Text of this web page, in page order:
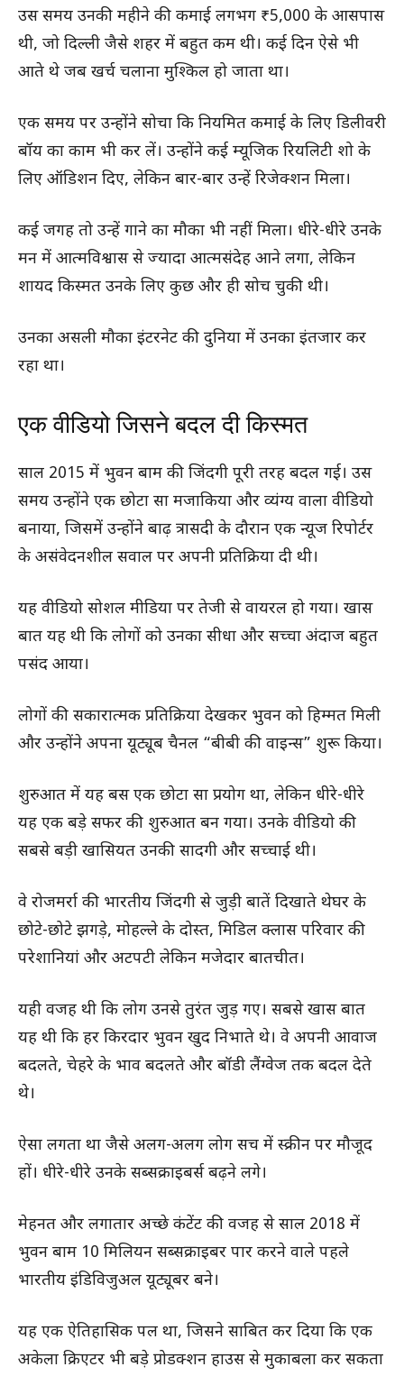
उस समय उनकी महीने की कमाई लगभग ₹5,000 के आसपास
थी, जो दिल्ली जैसे शहर में बहुत कम थी। कई दिन ऐसे भी
आते थे जब खर्च चलाना मुश्किल हो जाता था।
एक समय पर उन्होंने सोचा कि नियमित कमाई के लिए डिलीवरी
बॉय का काम भी कर लें। उन्होंने कई म्यूजिक रियलिटी शो के
लिए ऑडिशन दिए, लेकिन बार-बार उन्हें रिजेक्शन मिला।
कई जगह तो उन्हें गाने का मौका भी नहीं मिला। धीरे-धीरे उनके
मन में आत्मविश्वास से ज्यादा आत्मसंदेह आने लगा, लेकिन
शायद किस्मत उनके लिए कुछ और ही सोच चुकी थी।
उनका असली मौका इंटरनेट की दुनिया में उनका इंतजार कर
रहा था।
एक वीडियो जिसने बदल दी किस्मत
साल 2015 में भुवन बाम की जिंदगी पूरी तरह बदल गई। उस
समय उन्होंने एक छोटा सा मजाकिया और व्यंग्य वाला वीडियो
बनाया, जिसमें उन्होंने बाढ़ त्रासदी के दौरान एक न्यूज रिपोर्टर
के असंवेदनशील सवाल पर अपनी प्रतिक्रिया दी थी।
यह वीडियो सोशल मीडिया पर तेजी से वायरल हो गया। खास
बात यह थी कि लोगों को उनका सीधा और सच्चा अंदाज बहुत
पसंद आया।
लोगों की सकारात्मक प्रतिक्रिया देखकर भुवन को हिम्मत मिली
और उन्होंने अपना यूट्यूब चैनल “बीबी की वाइन्स” शुरू किया।
शुरुआत में यह बस एक छोटा सा प्रयोग था, लेकिन धीरे-धीरे
यह एक बड़े सफर की शुरुआत बन गया। उनके वीडियो की
सबसे बड़ी खासियत उनकी सादगी और सच्चाई थी।
वे रोजमर्रा की भारतीय जिंदगी से जुड़ी बातें दिखाते थेघर के
छोटे-छोटे झगड़े, मोहल्ले के दोस्त, मिडिल क्लास परिवार की
परेशानियां और अटपटी लेकिन मजेदार बातचीत।
यही वजह थी कि लोग उनसे तुरंत जुड़ गए। सबसे खास बात
यह थी कि हर किरदार भुवन खुद निभाते थे। वे अपनी आवाज
बदलते, चेहरे के भाव बदलते और बॉडी लैंग्वेज तक बदल देते
थे।
ऐसा लगता था जैसे अलग-अलग लोग सच में स्क्रीन पर मौजूद
हों। धीरे-धीरे उनके सब्सक्राइबर्स बढ़ने लगे।
मेहनत और लगातार अच्छे कंटेंट की वजह से साल 2018 में
भुवन बाम 10 मिलियन सब्सक्राइबर पार करने वाले पहले
भारतीय इंडिविजुअल यूट्यूबर बने।
यह एक ऐतिहासिक पल था, जिसने साबित कर दिया कि एक
अकेला क्रिएटर भी बड़े प्रोडक्शन हाउस से मुकाबला कर सकता